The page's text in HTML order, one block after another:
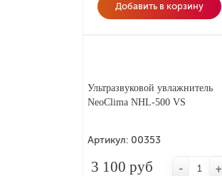
Добавить в корзину
Ультразвуковой увлажнитель
NeoClima NHL-500 VS
Артикул: 00353
3 100 руб - +